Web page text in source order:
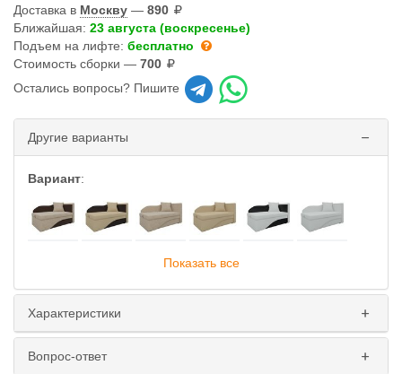
Доставка в Москву — 890
Ближайшая: 23 августа (воскресенье)
Подъем на лифте: бесплатно
Стоимость сборки — 700
Остались вопросы? Пишите
Другие варианты
Вариант:
Показать все
Характеристики
Вопрос-ответ